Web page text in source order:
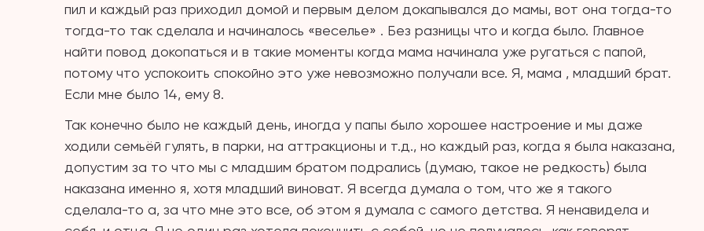
пил и каждый раз приходил домой и первым делом докапывался до мамы, вот она тогда-то
тогда-то так сделала и начиналось «веселье» . Без разницы что и когда было. Главное
найти повод докопаться и в такие моменты когда мама начинала уже ругаться с папой,
потому что успокоить спокойно это уже невозможно получали все. Я, мама , младший брат.
Если мне было 14, ему 8.
Так конечно было не каждый день, иногда у папы было хорошее настроение и мы даже
ходили семьёй гулять, в парки, на аттракционы и т.д., но каждый раз, когда я была наказана,
допустим за то что мы с младшим братом подрались (думаю, такое не редкость) была
наказана именно я, хотя младший виноват. Я всегда думала о том, что же я такого
сделала-то а, за что мне это все, об этом я думала с самого детства. Я ненавидела и